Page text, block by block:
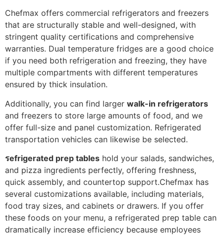
Chefmax offers commercial refrigerators and freezers
that are structurally stable and well-designed, with
stringent quality certifications and comprehensive
warranties. Dual temperature fridges are a good choice
if you need both refrigeration and freezing, they have
multiple compartments with different temperatures
ensured by thick insulation.
Additionally, you can find larger walk-in refrigerators
and freezers to store large amounts of food, and we
offer full-size and panel customization. Refrigerated
transportation vehicles can likewise be selected.
รefrigerated prep tables hold your salads, sandwiches,
and pizza ingredients perfectly, offering freshness,
quick assembly, and countertop support.Chefmax has
several customizations available, including materials,
food tray sizes, and cabinets or drawers. If you offer
these foods on your menu, a refrigerated prep table can
dramatically increase efficiency because employees